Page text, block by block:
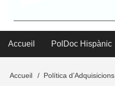
Main
menu
Accueil PolDoc Hispànic
Accueil Política d’Adquisicions